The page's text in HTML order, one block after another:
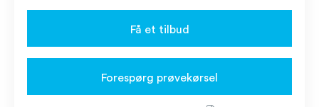
Få et tilbud
Forespørg prøvekørsel